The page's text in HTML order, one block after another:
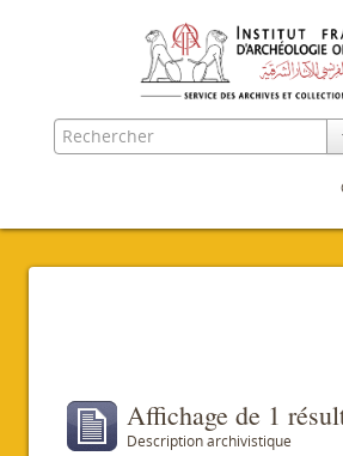
Affichage de 1
Description archivistique